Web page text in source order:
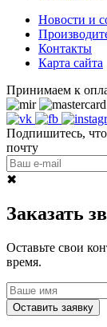
Новости и
Контакты
Карта сайта
Принимаем к
Подпишитесь,
почту
✖
Заказать
Оставьте свои
время.
Оставить заявку